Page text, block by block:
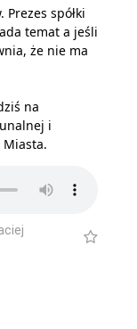
Prezes spółki
temat a jeśli
że nie ma
na
i
Miasta.